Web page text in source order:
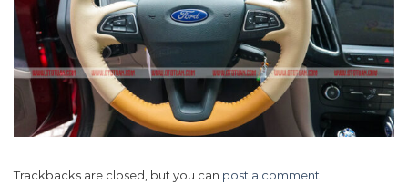
Trackbacks are closed, but you can post a comment.